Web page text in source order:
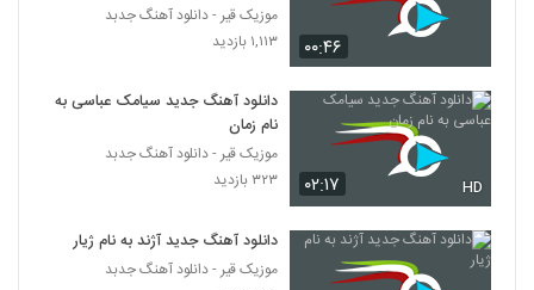
حسین توکلی آهنگ عاشقانه بیا
موزیک زیبای دیر اومدی از رضا قراگوزلو
3650
موزیک زیبای صدایت میزنم از سعید جاوید
۰۰:۴۶
موزیک قیر - دانلود آهنگ جدبد
۱,۱۱۳ بازدید
۰۲:۱۷ HD
دانلود آهنگ جدید سیامک عباسی به
نام زمان
موزیک قیر - دانلود آهنگ جدبد
۳۲۳ بازدید
دانلود آهنگ جدید آژند به نام ژیار
موزیک قیر - دانلود آهنگ جدبد